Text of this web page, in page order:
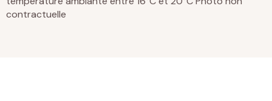
contractuelle